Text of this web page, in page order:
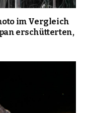
im Vergleich
erschütterten,